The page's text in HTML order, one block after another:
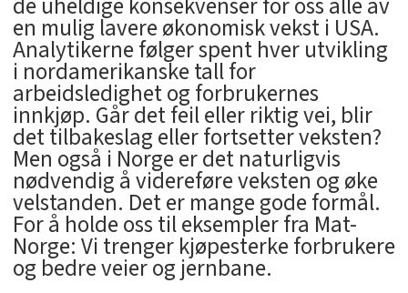
en mulig lavere økonomisk vekst i USA.
Analytikerne følger spent hver utvikling
i nordamerikanske tall for
arbeidsledighet og forbrukernes
innkjøp. Går det feil eller riktig vei, blir
det tilbakeslag eller fortsetter veksten?
Men også i Norge er det naturligvis
nødvendig å videreføre veksten og øke
velstanden. Det er mange gode formål.
For å holde oss til eksempler fra Mat-
Norge: Vi trenger kjøpesterke forbrukere
og bedre veier og jernbane.